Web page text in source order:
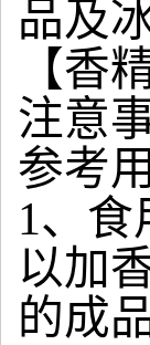
品及
【香
注意
参考
1、
以加
的成